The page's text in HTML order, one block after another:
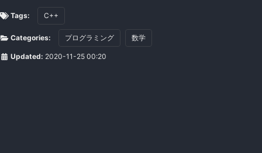
Tags: C++
Categories: プログラミング 数学
Updated: 2020-11-25 00:20